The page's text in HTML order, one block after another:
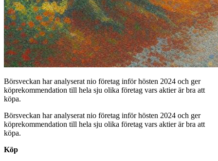
Börsveckan har analyserat nio företag inför hösten 2024 och ger
köprekommendation till hela sju olika företag vars aktier är bra att
köpa.
Börsveckan har analyserat nio företag inför hösten 2024 och ger
köprekommendation till hela sju olika företag vars aktier är bra att
köpa.
Köp